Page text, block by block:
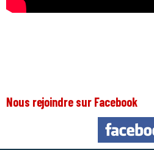
Nous rejoindre sur Facebook